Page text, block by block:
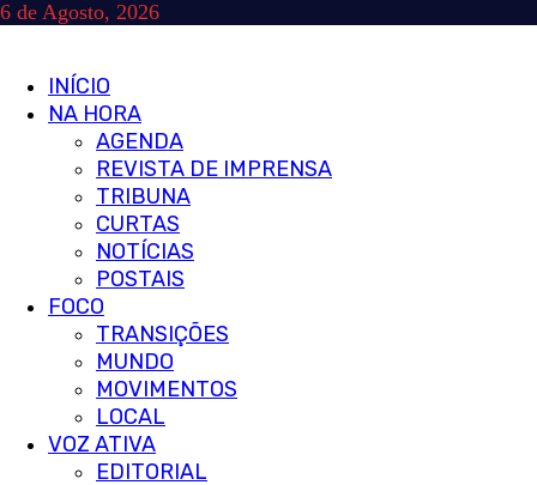
Skip
6 de Agosto, 2026
Primary
Menu
INÍCIO
NA HORA
AGENDA
REVISTA DE IMPRENSA
TRIBUNA
CURTAS
NOTÍCIAS
POSTAIS
FOCO
TRANSIÇÕES
MUNDO
MOVIMENTOS
LOCAL
VOZ ATIVA
EDITORIAL